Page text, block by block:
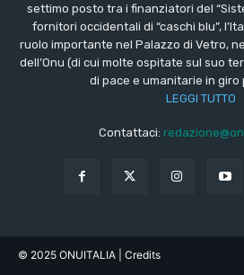
settimo posto tra i finanziatori del
fornitori occidentali di “caschi blu”,
ruolo importante nel Palazzo di Vetro,
dell’Onu (di cui molte ospitate sul suo
di pace e umanitarie in giro
LEGGI TUTTO
Contattaci:
© 2025 ONUITALIA | Credits